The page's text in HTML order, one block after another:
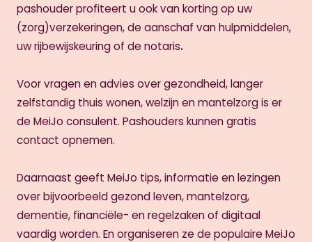
pashouder profiteert u ook van korting op uw
(zorg)verzekeringen, de aanschaf van hulpmiddelen,
uw rijbewijskeuring of de notaris.
Voor vragen en advies over gezondheid, langer
zelfstandig thuis wonen, welzijn en mantelzorg is er
de MeiJo consulent. Pashouders kunnen gratis
contact opnemen.
Daarnaast geeft MeiJo tips, informatie en lezingen
over bijvoorbeeld gezond leven, mantelzorg,
dementie, financiële- en regelzaken of digitaal
vaardig worden. En organiseren ze de populaire MeiJo